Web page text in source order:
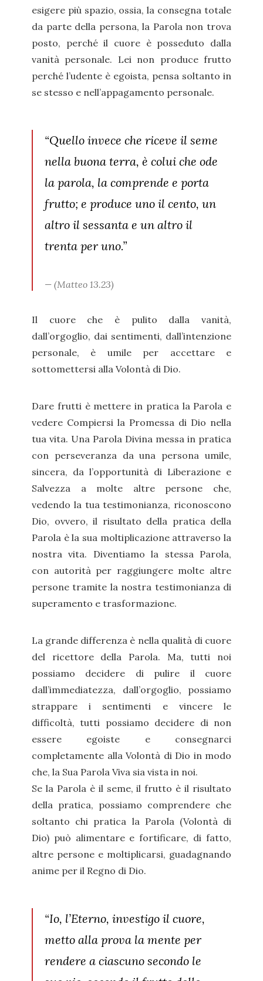
esigere più spazio, ossia, la consegna totale
da parte della persona, la Parola non trova
posto, perché il cuore è posseduto dalla
vanità personale. Lei non produce frutto
perché l’udente è egoista, pensa soltanto in
se stesso e nell’appagamento personale.
“Quello invece che riceve il seme
nella buona terra, è colui che ode
la parola, la comprende e porta
frutto; e produce uno il cento, un
altro il sessanta e un altro il
trenta per uno.”
(Matteo 13.23)
Il cuore che è pulito dalla vanità,
dall’orgoglio, dai sentimenti, dall’intenzione
personale, è umile per accettare e
sottomettersi alla Volontà di Dio.
Dare frutti è mettere in pratica la Parola e
vedere Compiersi la Promessa di Dio nella
tua vita. Una Parola Divina messa in pratica
con perseveranza da una persona umile,
sincera, da l’opportunità di Liberazione e
Salvezza a molte altre persone che,
vedendo la tua testimonianza, riconoscono
Dio, ovvero, il risultato della pratica della
Parola è la sua moltiplicazione attraverso la
nostra vita. Diventiamo la stessa Parola,
con autorità per raggiungere molte altre
persone tramite la nostra testimonianza di
superamento e trasformazione.
La grande differenza è nella qualità di cuore
del ricettore della Parola. Ma, tutti noi
possiamo decidere di pulire il cuore
dall’immediatezza, dall’orgoglio, possiamo
strappare i sentimenti e vincere le
difficoltà, tutti possiamo decidere di non
essere egoiste e consegnarci
completamente alla Volontà di Dio in modo
che, la Sua Parola Viva sia vista in noi.
Se la Parola è il seme, il frutto è il risultato
della pratica, possiamo comprendere che
soltanto chi pratica la Parola (Volontà di
Dio) può alimentare e fortificare, di fatto,
altre persone e moltiplicarsi, guadagnando
anime per il Regno di Dio.
“Io, l’Eterno, investigo il cuore,
metto alla prova la mente per
rendere a ciascuno secondo le